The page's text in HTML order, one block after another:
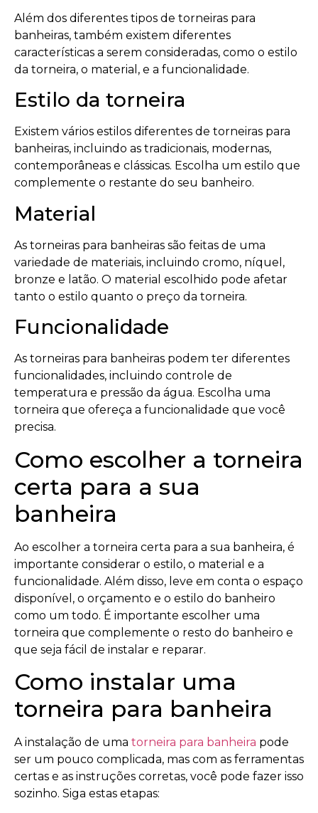
Além dos diferentes tipos de torneiras para
banheiras, também existem diferentes
características a serem consideradas, como o estilo
da torneira, o material, e a funcionalidade.
Estilo da torneira
Existem vários estilos diferentes de torneiras para
banheiras, incluindo as tradicionais, modernas,
contemporâneas e clássicas. Escolha um estilo que
complemente o restante do seu banheiro.
Material
As torneiras para banheiras são feitas de uma
variedade de materiais, incluindo cromo, níquel,
bronze e latão. O material escolhido pode afetar
tanto o estilo quanto o preço da torneira.
Funcionalidade
As torneiras para banheiras podem ter diferentes
funcionalidades, incluindo controle de
temperatura e pressão da água. Escolha uma
torneira que ofereça a funcionalidade que você
precisa.
Como escolher a torneira
certa para a sua
banheira
Ao escolher a torneira certa para a sua banheira, é
importante considerar o estilo, o material e a
funcionalidade. Além disso, leve em conta o espaço
disponível, o orçamento e o estilo do banheiro
como um todo. É importante escolher uma
torneira que complemente o resto do banheiro e
que seja fácil de instalar e reparar.
Como instalar uma
torneira para banheira
A instalação de uma torneira para banheira pode
ser um pouco complicada, mas com as ferramentas
certas e as instruções corretas, você pode fazer isso
sozinho. Siga estas etapas: